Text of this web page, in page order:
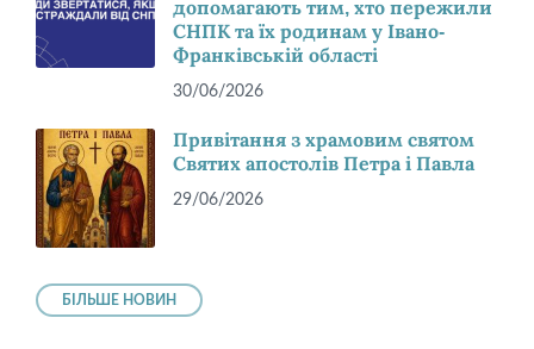
допомагають тим, хто пережили
СНПК та їх родинам у Івано-
Франківській області
30/06/2026
Привітання з храмовим святом
Святих апостолів Петра і Павла
29/06/2026
БІЛЬШЕ НОВИН